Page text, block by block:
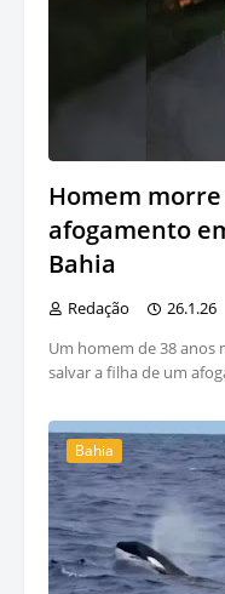
Homem
afogamento
Bahia
Redação
26.1.26
Um homem de 38 anos
salvar a filha de um
Bahia